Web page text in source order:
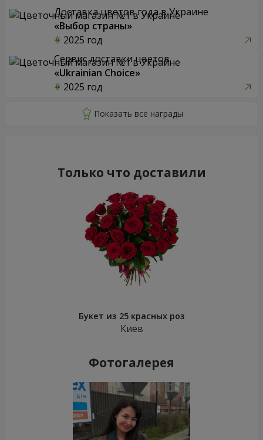
Доставка цветов года в Украине
«Выбор страны»
2025 год
Сервис доставки цветов
«Ukrainian Choice»
2025 год
Только что доставили
Букет из 25 красных роз
Киев
Фотогалерея